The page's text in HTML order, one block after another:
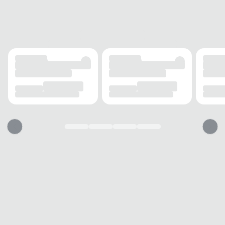
SOLADO
MATERIAL
ADERÊNCIA
Alta
AMORTECIMENTO
FORRO
MATERIAL